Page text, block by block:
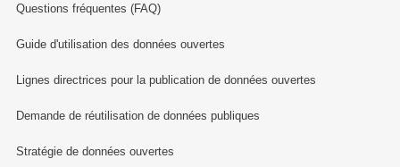
Questions fréquentes (FAQ)
Guide d'utilisation des données ouvertes
Lignes directrices pour la publication de données ouvertes
Demande de réutilisation de données publiques
Stratégie de données ouvertes